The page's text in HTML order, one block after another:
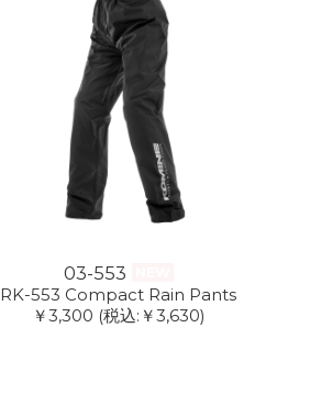
03-553
RK-553 Compact Rain Pants
￥3,300 (税込:￥3,630)